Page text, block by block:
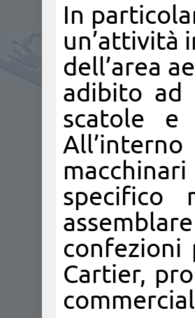
In
un’attività
dell’area
adibito ad
scatole
specifico
Cartier,